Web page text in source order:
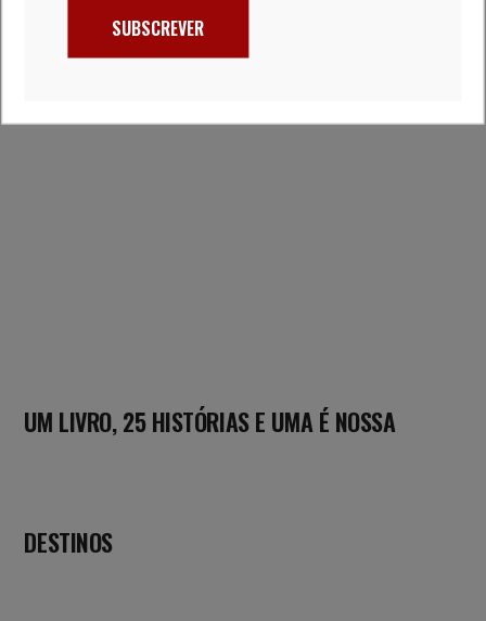
UM LIVRO, 25 HISTÓRIAS E UMA É NOSSA
DESTINOS
SUBSCREVER